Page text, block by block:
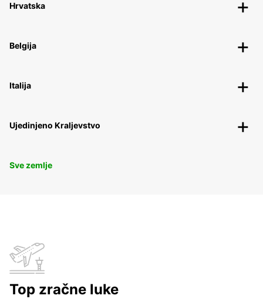
Hrvatska
Belgija
Italija
Ujedinjeno Kraljevstvo
Sve zemlje
Top zračne luke